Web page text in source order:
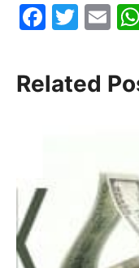
F
c
e
k
T
itt
er
E
ai
l
Related